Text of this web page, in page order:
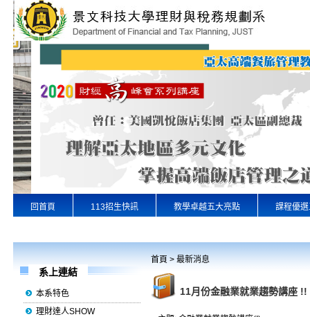
回首頁 113招生快訊 教學卓越五大亮點 課程優
系上連結
本系特色
理財達人SHOW
首頁 > 最新消息
11月份金融業就業趨勢講座 !!